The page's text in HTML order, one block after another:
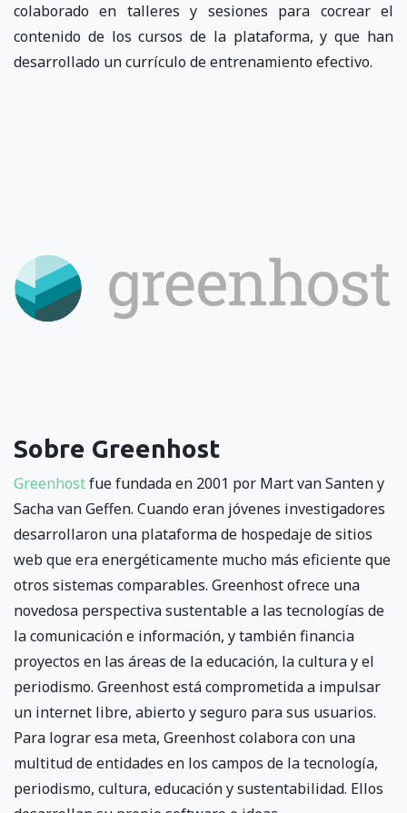
colaborado en talleres y sesiones para cocrear el
contenido de los cursos de la plataforma, y que han
desarrollado un currículo de entrenamiento efectivo.
Sobre Greenhost
Greenhostfue fundada en 2001 por Mart van Santen y
Sacha van Geffen. Cuando eran jóvenes investigadores
desarrollaron una plataforma de hospedaje de sitios
web que era energéticamente mucho más eficiente que
otros sistemas comparables. Greenhost ofrece una
novedosa perspectiva sustentable a las tecnologías de
la comunicación e información, y también financia
proyectos en las áreas de la educación, la cultura y el
periodismo. Greenhost está comprometida a impulsar
un internet libre, abierto y seguro para sus usuarios.
Para lograr esa meta, Greenhost colabora con una
multitud de entidades en los campos de la tecnología,
periodismo, cultura, educación y sustentabilidad. Ellos